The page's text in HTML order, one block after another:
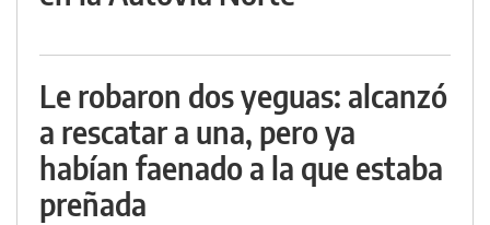
Le robaron dos yeguas: alcanzó
a rescatar a una, pero ya
habían faenado a la que estaba
preñada